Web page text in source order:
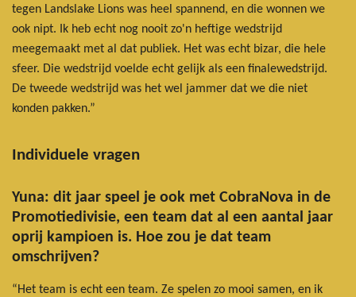
tegen Landslake Lions was heel spannend, en die wonnen we
ook nipt. Ik heb echt nog nooit zo'n heftige wedstrijd
meegemaakt met al dat publiek. Het was echt bizar, die hele
sfeer. Die wedstrijd voelde echt gelijk als een finalewedstrijd.
De tweede wedstrijd was het wel jammer dat we die niet
konden pakken.”
Individuele vragen
Yuna: dit jaar speel je ook met CobraNova in de
Promotiedivisie, een team dat al een aantal jaar
oprij kampioen is. Hoe zou je dat team
omschrijven?
“Het team is echt een team. Ze spelen zo mooi samen, en ik